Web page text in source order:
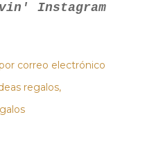
Instagram
correo electrónico
regalos